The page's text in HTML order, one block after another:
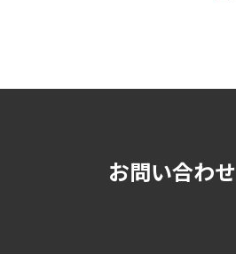
お問い合わせ